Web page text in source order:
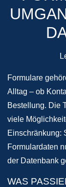
Formulare
Alltag – ob
Bestellung. Die
viele
Einschränkung:
Formulardaten
der Datenbank
WAS